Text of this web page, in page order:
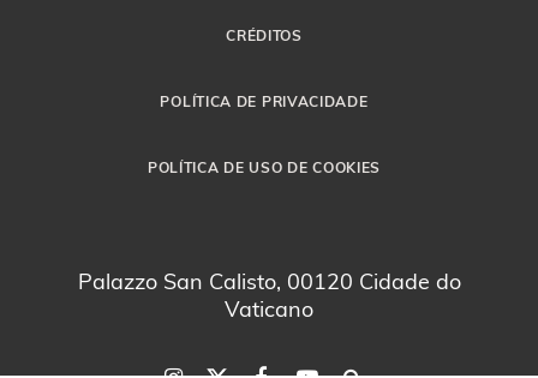
CRÉDITOS
POLÍTICA DE PRIVACIDADE
POLÍTICA DE USO DE COOKIES
Palazzo San Calisto, 00120 Cidade do
Vaticano